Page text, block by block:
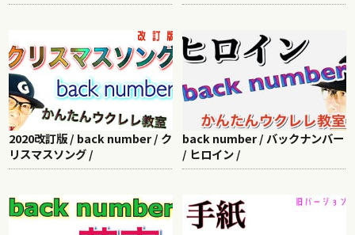
2020改訂版 / back number / ク
リスマスソング /
back number / バックナンバー
/ ヒロイン /